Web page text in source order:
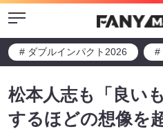
Menu
# ダブルインパクト2026 #
松本人志も「良い
するほどの想像を